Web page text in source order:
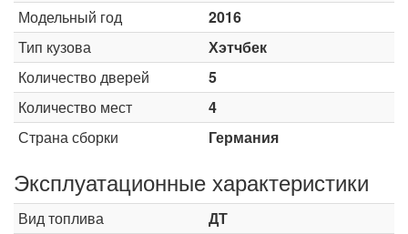
Модельный год
2016
Тип кузова
Хэтчбек
Количество дверей
5
Количество мест
4
Страна сборки
Германия
Эксплуатационные характеристики
Вид топлива
ДТ